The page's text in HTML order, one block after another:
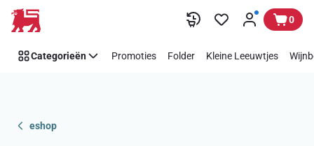
Overslaan 0
Categorieën Promoties Folder Kleine Leeuwtjes
eshop